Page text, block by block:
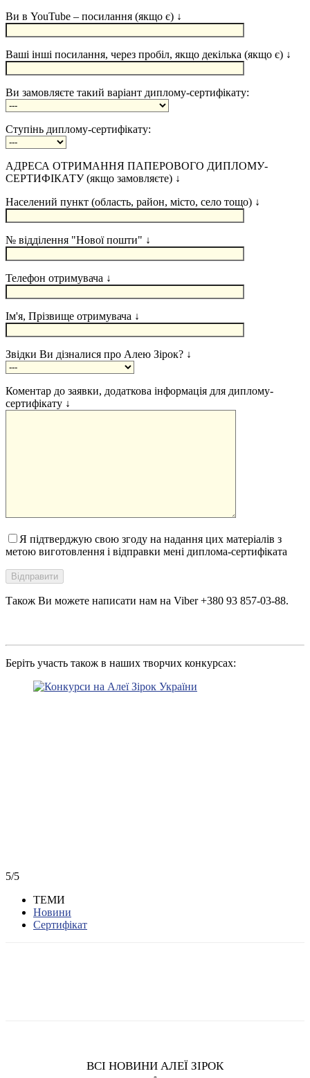
Ви в YouTube – посилання (якщо є) ↓
Ваші інші посилання, через пробіл, якщо декілька (якщо є) ↓
Ви замовляєте такий варіант диплому-сертифікату:
Ступінь диплому-сертифікату:
АДРЕСА ОТРИМАННЯ ПАПЕРОВОГО ДИПЛОМУ-
СЕРТИФІКАТУ (якщо замовляєте) ↓
Населений пункт (область, район, місто, село тощо) ↓
№ відділення "Нової пошти" ↓
Телефон отримувача ↓
Ім'я, Прізвище отримувача ↓
Звідки Ви дізналися про Алею Зірок? ↓
Коментар до заявки, додаткова інформація для диплому-
сертифікату ↓
Я підтверджую свою згоду на надання цих матеріалів з
метою виготовлення і відправки мені диплома-сертифіката
Також Ви можете написати нам на Viber +380 93 857-03-88.
Беріть участь також в наших творчих конкурсах:
5/5
ТЕМИ
Новини
Сертифікат
ВСІ НОВИНИ АЛЕЇ ЗІРОК